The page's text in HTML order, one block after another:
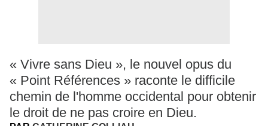
« Vivre sans Dieu », le nouvel opus du
« Point Références » raconte le difficile
chemin de l'homme occidental pour obtenir
le droit de ne pas croire en Dieu.